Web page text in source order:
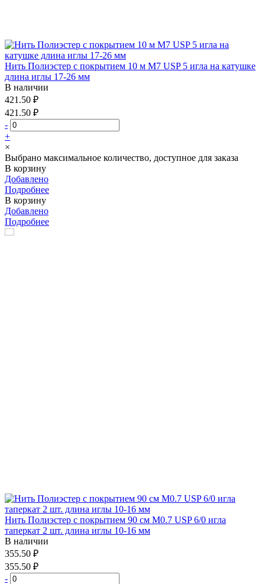
Нить Полиэстер с покрытием 10 м М7 USP 5 игла на катушке
длина иглы 17-26 мм
В наличии
421.50 ₽
421.50 ₽
-
+
×
Выбрано максимальное количество, доступное для заказа
В корзину
Добавлено
Подробнее
В корзину
Добавлено
Подробнее
Нить Полиэстер с покрытием 90 см М0.7 USP 6/0 игла
таперкат 2 шт. длина иглы 10-16 мм
В наличии
355.50 ₽
355.50 ₽
-